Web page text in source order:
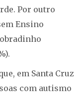
Por outro
Ensino
em Santa Cruz
com autismo